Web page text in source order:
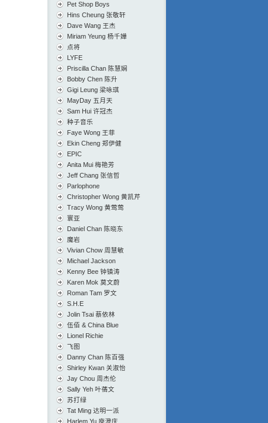
Pet Shop Boys
Hins Cheung 张敬轩
Dave Wang 王杰
Miriam Yeung 杨千嬅
点将
LYFE
Priscilla Chan 陈慧娴
Bobby Chen 陈升
Gigi Leung 梁咏琪
MayDay 五月天
Sam Hui 许冠杰
种子音乐
Faye Wong 王菲
Ekin Cheng 郑伊健
EPIC
Anita Mui 梅艳芳
Jeff Chang 张信哲
Parlophone
Christopher Wong 黄凯芹
Tracy Wong 黄莺莺
寰亚
Daniel Chan 陈晓东
魔岩
Vivian Chow 周慧敏
Michael Jackson
Kenny Bee 钟镇涛
Karen Mok 莫文蔚
Roman Tam 罗文
S.H.E
Jolin Tsai 蔡依林
伍佰 & China Blue
Lionel Richie
飞图
Danny Chan 陈百强
Shirley Kwan 关淑怡
Jay Chou 周杰伦
Sally Yeh 叶蒨文
苏打绿
Tat Ming 达明一派
Harlem Yu 庾澄庆